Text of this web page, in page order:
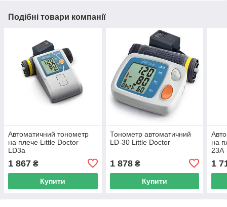
Подібні товари компанії
Автоматичний тонометр
на плече Little Doctor
LD3a
1 867 ₴
Купити
Тонометр автоматичний
LD-30 Little Doctor
1 878₴
Купити
на
23A
1